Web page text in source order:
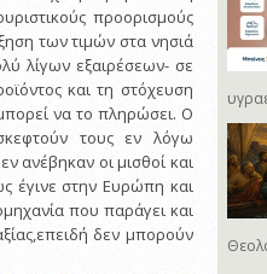
προορισμούς
των τιμών στα νησιά
λίγων εξαιρέσεων- σε
και τη στόχευση
να το πληρώσει. Ο
τους εν λόγω
ανέβηκαν οι μισθοί και
έγινε στην Ευρώπη και
που παράγει και
δεν μπορούν